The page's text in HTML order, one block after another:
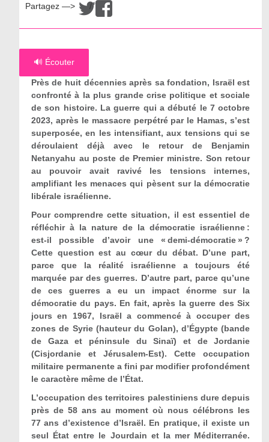
Partagez —> /
🔊 Écouter
Près de huit décennies après sa fondation, Israël est
confronté à la plus grande crise politique et sociale
de son histoire. La guerre qui a débuté le 7 octobre
2023, après le massacre perpétré par le Hamas, s’est
superposée, en les intensifiant, aux tensions qui se
déroulaientdéjàavec le retour de Benjamin
Netanyahu au poste de Premier ministre. Son retour
au pouvoir avait ravivé les tensions internes,
amplifiant les menaces qui pèsent sur la démocratie
libérale israélienne.
Pour comprendre cette situation, il est essentiel de
réfléchir à la nature de la démocratie israélienne :
est-il possible d’avoir une « demi-démocratie » ?
Cette question est au cœur du débat. D’une part,
parce que la réalité israélienne a toujours été
marquée par des guerres. D’autre part, parce qu’une
de ces guerres a eu un impact énorme sur la
démocratie du pays. En fait, après la guerre des Six
jours en 1967, Israël a commencé à occuper des
zones de Syrie (hauteur du Golan), d’Égypte (bande
de Gaza et péninsule du Sinaï) et de Jordanie
(Cisjordanie et Jérusalem-Est). Cette occupation
militaire permanente a fini par modifier profondément
le caractère même de l’État.
L’occupation des territoires palestiniens dure depuis
près de 58 ans au moment où nous célébrons les
77 ans d’existence d’Israël. En pratique, il existe un
seul État entre le Jourdain et la mer Méditerranée.